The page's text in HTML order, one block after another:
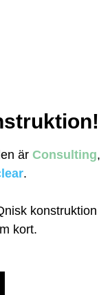
är Consulting,
.
konstruktion
kort.